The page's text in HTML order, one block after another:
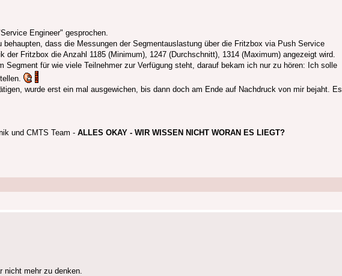
Engineer" gesprochen.
dass die Messungen der Segmentauslastung über die Fritzbox via Push Service
Fritzbox die Anzahl 1185 (Minimum), 1247 (Durchschnitt), 1314 (Maximum) angezeigt wird.
für wie viele Teilnehmer zur Verfügung steht, darauf bekam ich nur zu hören: Ich solle
wurde erst ein mal ausgewichen, bis dann doch am Ende auf Nachdruck von mir bejaht. Es
und CMTS Team - ALLES OKAY - WIR WISSEN NICHT WORAN ES LIEGT?
mehr zu denken.